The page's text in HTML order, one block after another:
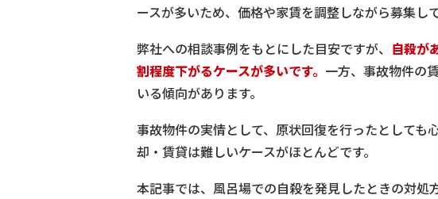
ースが多いため、価格や家賃を調整しながら募集し
弊社への相談事例をもとにした目安ですが、 自殺が
割程度下がるケースが多いです。 一方、事故物件の
いる傾向があります。
事故物件の実情として、原状回復を行ったとして
却・賃貸は難しいケースがほとんどです。
本記事では、風呂場での自殺を発見したときの対処